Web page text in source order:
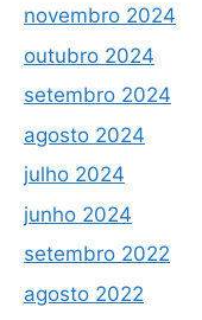
novembro 2024
outubro 2024
setembro 2024
agosto 2024
julho 2024
junho 2024
setembro 2022
agosto 2022